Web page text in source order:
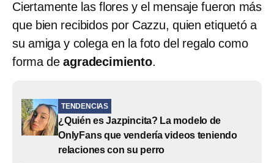
Ciertamente las flores y el mensaje fueron más
que bien recibidos por Cazzu, quien etiquetó a
su amiga y colega en la foto del regalo como
forma deagradecimiento.
TENDENCIAS
¿Quién es Jazpincita? La modelo de
OnlyFans que vendería videos teniendo
relaciones con su perro